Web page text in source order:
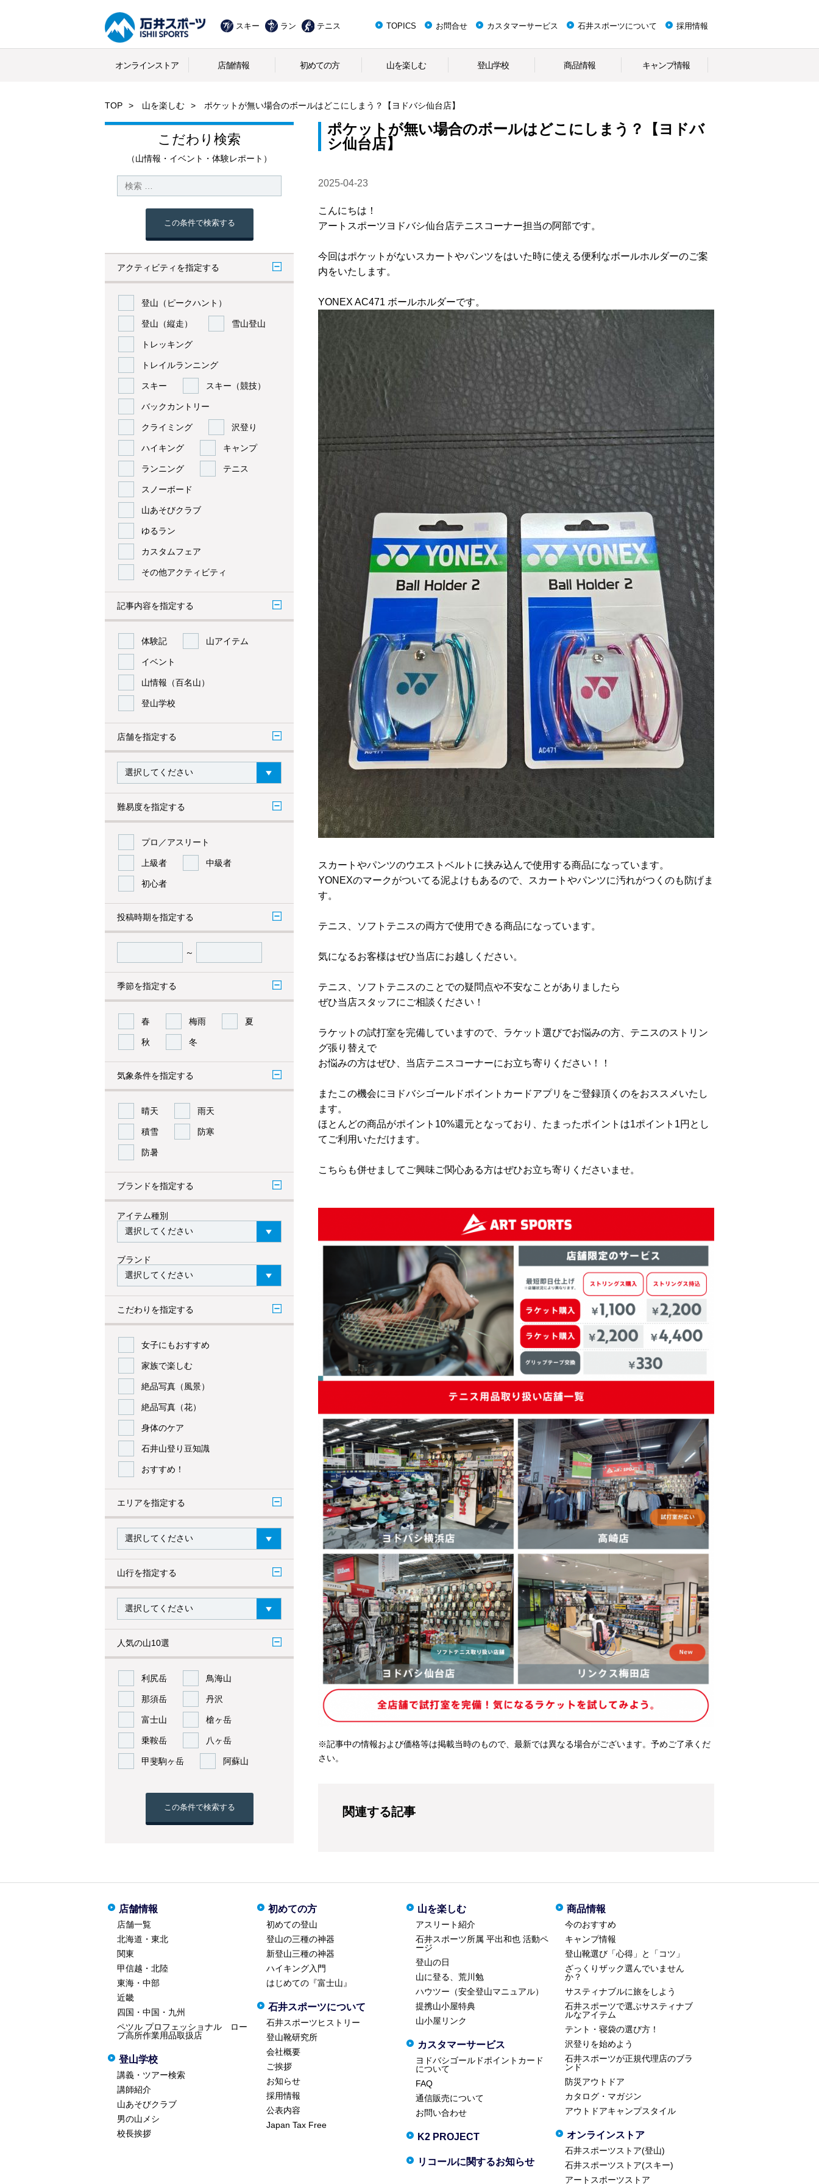
スキー ラン テニス TOPICS お問合せ カスタマーサービス 石井スポーツについて 採用情報
オンラインストア 店舗情報 初めての方 山を楽しむ 登山学校 商品情報 キャンプ情報
TOP 山を楽しむ ポケットが無い場合のボールはどこにしまう？【ヨドバシ仙台店】
こだわり検索
（山情報・イベント・体験レポート）
この条件で検索する
アクティビティを指定する
登山（ピークハント）
登山（縦走） 雪山登山
トレッキング
トレイルランニング
スキー スキー（競技）
バックカントリー
クライミング 沢登り
ハイキング キャンプ
ランニング テニス
スノーボード
山あそびクラブ
ゆるラン
カスタムフェア
その他アクティビティ
記事内容を指定する
体験記 山アイテム
イベント
山情報（百名山）
登山学校
店舗を指定する
難易度を指定する
プロ／アスリート
上級者 中級者
初心者
投稿時期を指定する
～
季節を指定する
春 梅雨 夏
秋 冬
気象条件を指定する
晴天 雨天
積雪 防寒
防暑
ブランドを指定する
アイテム種別
ブランド
こだわりを指定する
女子にもおすすめ
家族で楽しむ
絶品写真（風景）
絶品写真（花）
身体のケア
石井山登り豆知識
おすすめ！
エリアを指定する
山行を指定する
人気の山10選
利尻岳 鳥海山
那須岳 丹沢
富士山 槍ヶ岳
乗鞍岳 八ヶ岳
甲斐駒ヶ岳 阿蘇山
この条件で検索する
ポケットが無い場合のボールはどこにしまう？【ヨドバ
シ仙台店】
2025-04-23
こんにちは！
アートスポーツヨドバシ仙台店テニスコーナー担当の阿部です。
今回はポケットがないスカートやパンツをはいた時に使える便利なボールホルダーのご案
内をいたします。
YONEX AC471 ボールホルダーです。
スカートやパンツのウエストベルトに挟み込んで使用する商品になっています。
YONEXのマークがついてる泥よけもあるので、スカートやパンツに汚れがつくのも防げま
す。
テニス、ソフトテニスの両方で使用できる商品になっています。
気になるお客様はぜひ当店にお越しください。
テニス、ソフトテニスのことでの疑問点や不安なことがありましたら
ぜひ当店スタッフにご相談ください！
ラケットの試打室を完備していますので、ラケット選びでお悩みの方、テニスのストリン
グ張り替えで
お悩みの方はぜひ、当店テニスコーナーにお立ち寄りください！！
またこの機会にヨドバシゴールドポイントカードアプリをご登録頂くのをおススメいたし
ます。
ほとんどの商品がポイント10%還元となっており、たまったポイントは1ポイント1円とし
てご利用いただけます。
こちらも併せましてご興味ご関心ある方はぜひお立ち寄りくださいませ。
※記事中の情報および価格等は掲載当時のもので、最新では異なる場合がございます。予めご了承くだ
さい。
関連する記事
店舗情報
店舗一覧
北海道・東北
関東
甲信越・北陸
東海・中部
近畿
四国・中国・九州
ペツル プロフェッショナル ロー
プ高所作業用品取扱店
登山学校
講義・ツアー検索
講師紹介
山あそびクラブ
男の山メシ
校長挨拶
初めての方
初めての登山
登山の三種の神器
新登山三種の神器
ハイキング入門
はじめての『富士山』
石井スポーツについて
石井スポーツヒストリー
登山靴研究所
会社概要
ご挨拶
お知らせ
採用情報
公表内容
Japan Tax Free
山を楽しむ
アスリート紹介
石井スポーツ所属 平出和也 活動ペ
ージ
登山の日
山に登る、荒川勉
ハウツー（安全登山マニュアル）
提携山小屋特典
山小屋リンク
カスタマーサービス
ヨドバシゴールドポイントカード
について
FAQ
通信販売について
お問い合わせ
K2 PROJECT
リコールに関するお知らせ
商品情報
今のおすすめ
キャンプ情報
登山靴選び「心得」と「コツ」
ざっくりザック選んでいません
か？
サスティナブルに旅をしよう
石井スポーツで選ぶサスティナブ
ルなアイテム
テント・寝袋の選び方！
沢登りを始めよう
石井スポーツが正規代理店のブラ
ンド
防災アウトドア
カタログ・マガジン
アウトドアキャンプスタイル
オンラインストア
石井スポーツストア(登山)
石井スポーツストア(スキー)
アートスポーツストア